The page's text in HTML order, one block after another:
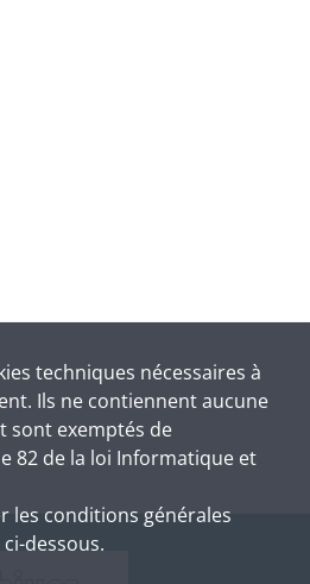
techniques nécessaires à
Ils ne contiennent aucune
sont exemptés de
82 de la loi Informatique et
les conditions générales
dessous.